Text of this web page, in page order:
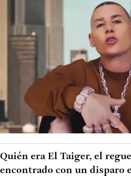
Quién era El Taiger, el
encontrado con un disparo